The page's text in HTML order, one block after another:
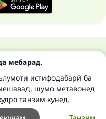
ва ҷавоб маҳфуз аст 1997-
мебарад.
истифодабарӣ ба
шумо метавонед
танзим кунед.